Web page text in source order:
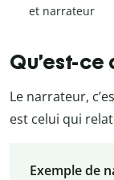
et narrateur
Qu’est-ce
Le narrateur,
est celui qui
Exemple de